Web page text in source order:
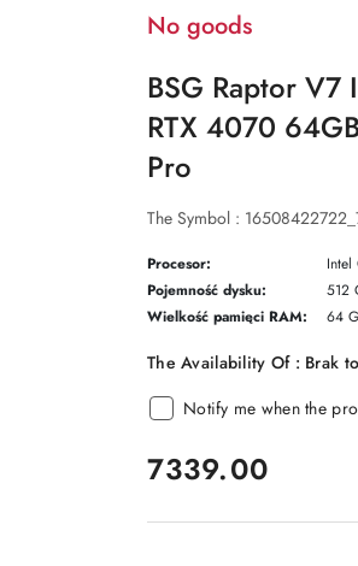
No goods
BSG Raptor
RTX 4070
Pro
The Symbol :
Procesor:
Pojemność dysku:
512
Wielkość pamięci RAM:
64
The Availability Of : Brak
Notify me when the
price:
7339.00